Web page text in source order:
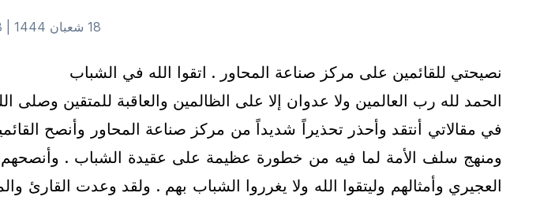
18 شعبان 1444 |
نصيحتي للقائمين على مركز صناعة المحاور . اتقوا الله في الشباب
الحمد لله رب العالمين ولا عدوان إلا على الظالمين والعاقبة للمتقين
في مقالاتي أنتقد وأحذر تحذيراً شديداً من مركز صناعة المحاور وأنصح
ومنهج سلف الأمة لما فيه من خطورة عظيمة على عقيدة الشباب . وأنصحهم
العجيري وأمثالهم وليتقوا الله ولا يغرروا الشباب بهم . ولقد وعدت القارئ